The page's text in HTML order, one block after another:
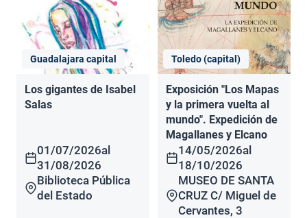
Guadalajara capital
Los gigantes de Isabel
Salas
01/07/2026al
31/08/2026
Biblioteca Pública
del Estado
Toledo (capital)
Exposición "Los Mapas
y la primera vuelta al
mundo". Expedición de
Magallanes y Elcano
14/05/2026al
18/10/2026
MUSEO DE SANTA
CRUZ C/ Miguel de
Cervantes, 3